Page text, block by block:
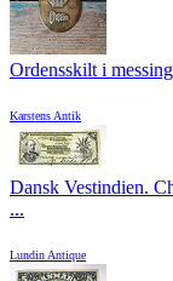
Ordensskilt i
Karstens Antik
Dansk Vestindien.
...
Lundin Antique